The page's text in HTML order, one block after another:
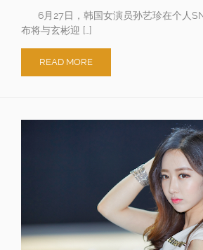
6月27日，韩国女演员孙艺珍在个人
布将与玄彬迎 […]
READ MORE